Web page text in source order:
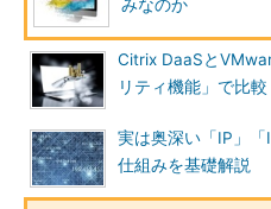
みなのか
Citrix DaaSと
リティ機能」で比
実は奥深い「IP」
仕組みを基礎解説